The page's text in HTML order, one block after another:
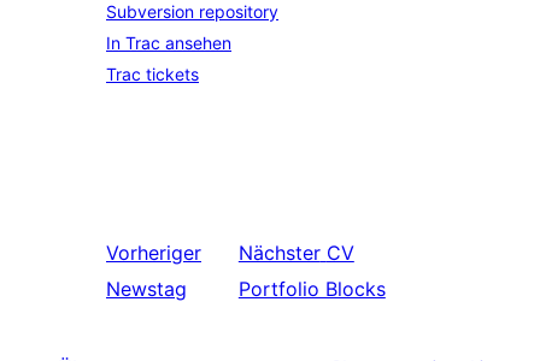
Subversion repository
In Trac ansehen
Trac tickets
Vorheriger
Newstag
Nächster CV
Portfolio Blocks